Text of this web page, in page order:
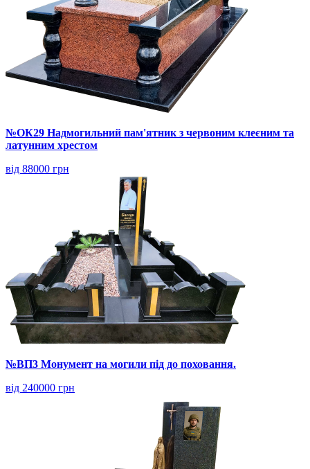
№ОК29 Надмогильний пам'ятник з червоним клеєним та
латунним хрестом
від 88000 грн
№ВП3 Монумент на могили під до поховання.
від 240000 грн